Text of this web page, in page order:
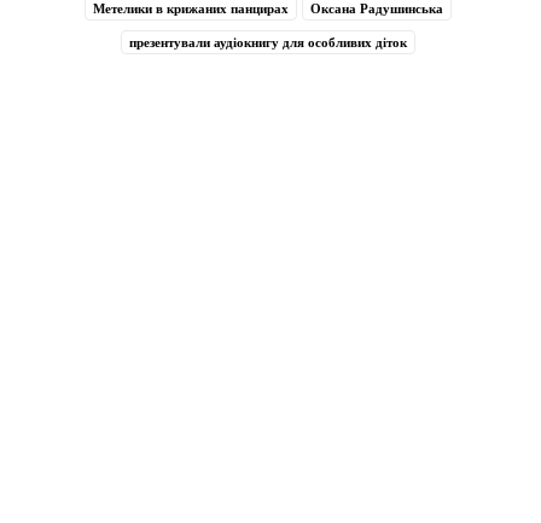
Метелики в крижаних панцирах Оксана Радушинська
презентували аудіокнигу для особливих діток